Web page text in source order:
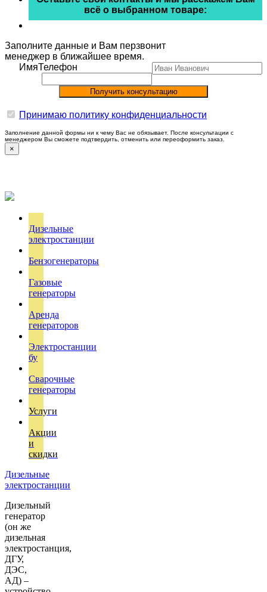
всё о выбранном товаре:
Заполните данные и Вам перзвонит
менеджер в ближайшее время.
ИмяТелефон
Принимаю политику конфиденциальности
Заполнение данной формы ни к чему Вас не обязывает. После консультации с
менеджером Вы сможете подтвердить, отменить или переоформить заказ.
×
Дизельные
электростанции
Бензогенераторы
Газовые
генераторы
Аренда
генераторов
Электростанции
бу
Сварочные
генераторы
Услуги
Акции
и
скидки
Дизельные
электростанции
Дизельный
генератор
(он же
дизельная
электростанция,
ДГУ,
ДЭС,
АД) –